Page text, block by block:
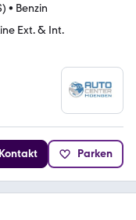
• Benzin
Ext. & Int.
Kontakt Parken